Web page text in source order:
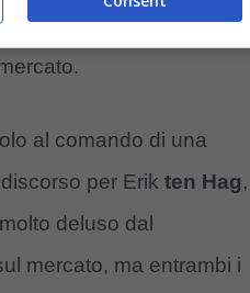
siano accomunate
al comando di una
per Erik ten Hag,
deluso dal
mercato, ma entrambi i